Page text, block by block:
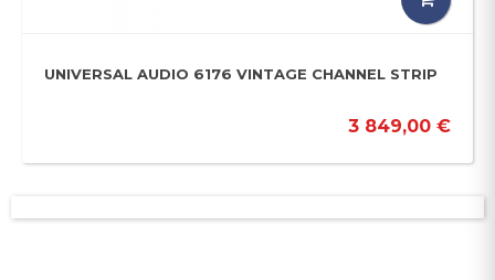
UNIVERSAL AUDIO 6176 VINTAGE CHANNEL STRIP
3 849,00 €